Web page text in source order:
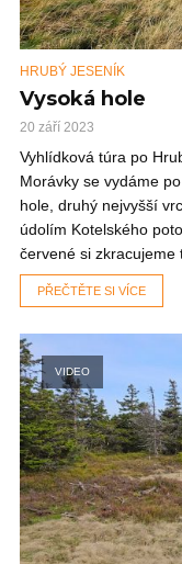
HRUBÝ JESENÍK
Vysoká hole
20 září 2023
Vyhlídková túra po
Morávky se vydáme
hole, druhý nejvyšší
údolím Kotelského
červené si zkracujeme
PŘEČTĚTE SI VÍCE
VIDEO